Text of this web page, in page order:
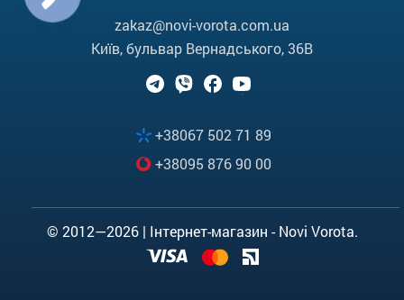
zakaz@novi-vorota.com.ua
Київ, бульвар Вернадського, 36В
+38067 502 71 89
+38095 876 90 00
© 2012—2026 | Інтернет-магазин - Novi Vorota.